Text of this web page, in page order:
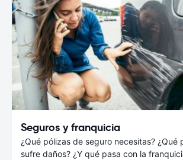
Seguros y franquicia
¿Qué pólizas de seguro necesitas? ¿Qué
sufre daños? ¿Y qué pasa con la